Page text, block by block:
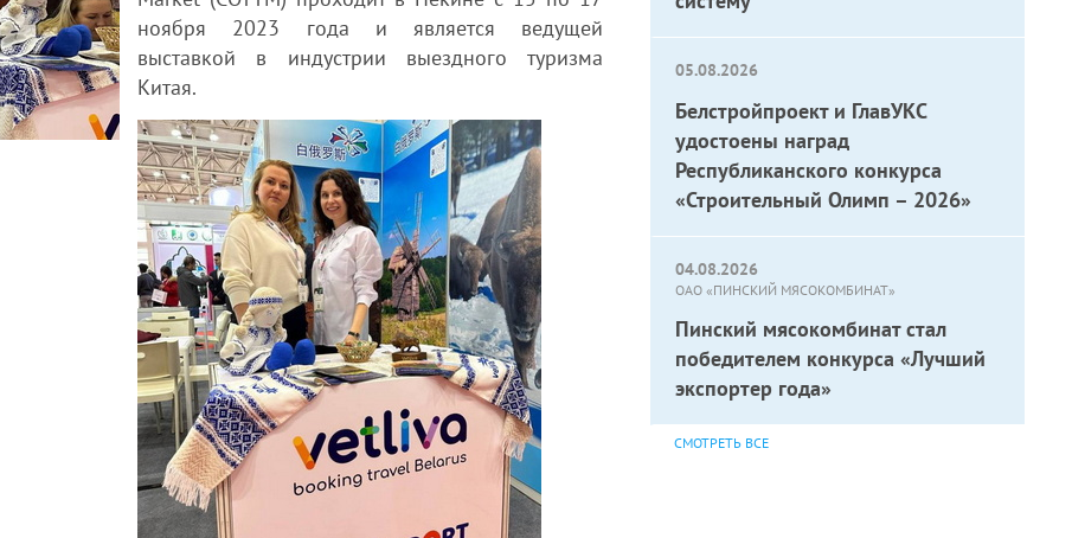
05.08.2026
Белстройпроект и ГлавУКС
удостоены наград
Республиканского конкурса
«Строительный Олимп – 2026»
04.08.2026
ОАО «ПИНСКИЙ МЯСОКОМБИНАТ»
Пинский мясокомбинат стал
победителем конкурса «Лучший
экспортер года»
СМОТРЕТЬ ВСЕ
ноября 2023 года и является ведущей
выставкой в индустрии выездного туризма
Китая.